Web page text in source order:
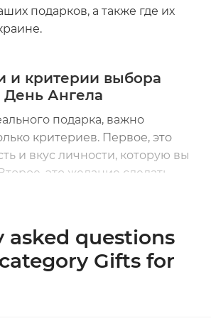
подарков, а также где их
и критерии выбора
День Ангела
подарка, важно
критериев. Первое, это
и вкус личности, которую вы
это желание сделать
и запоминающимся. Но,
и преимущества
именины от ORNER
широкий выбор подарков
asked questions
Gifts for